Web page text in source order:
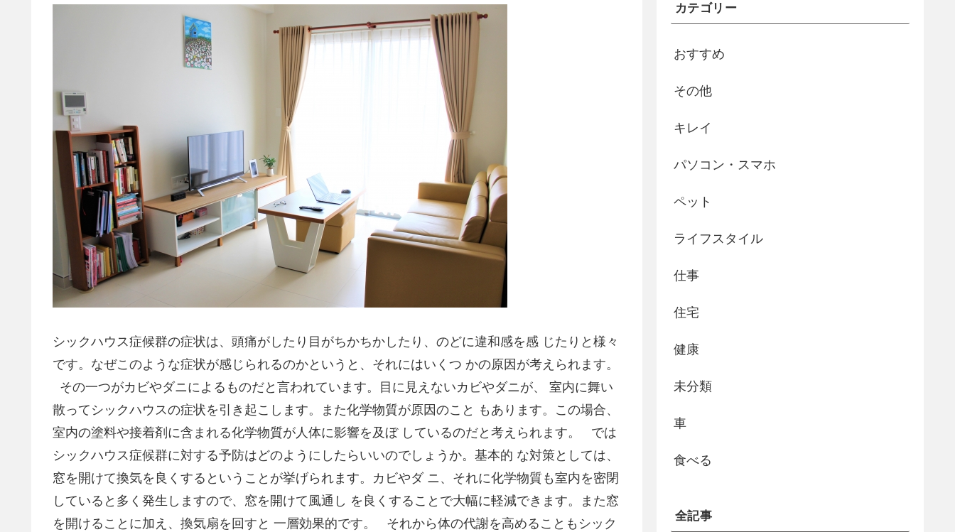
シックハウス症候群の症状は、頭痛がしたり目がちかちかしたり、のどに違和感を感 じたりと様々
です。なぜこのような症状が感じられるのかというと、それにはいくつ かの原因が考えられます。
その一つがカビやダニによるものだと言われています。目に見えないカビやダニが、 室内に舞い
散ってシックハウスの症状を引き起こします。また化学物質が原因のこと もあります。この場合、
室内の塗料や接着剤に含まれる化学物質が人体に影響を及ぼ しているのだと考えられます。 では
シックハウス症候群に対する予防はどのようにしたらいいのでしょうか。基本的 な対策としては、
窓を開けて換気を良くするということが挙げられます。カビやダ ニ、それに化学物質も室内を密閉
していると多く発生しますので、窓を開けて風通し を良くすることで大幅に軽減できます。また窓
を開けることに加え、換気扇を回すと 一層効果的です。 それから体の代謝を高めることもシック
カテゴリー
おすすめ
その他
キレイ
パソコン・スマホ
ペット
ライフスタイル
仕事
住宅
健康
未分類
車
食べる
全記事